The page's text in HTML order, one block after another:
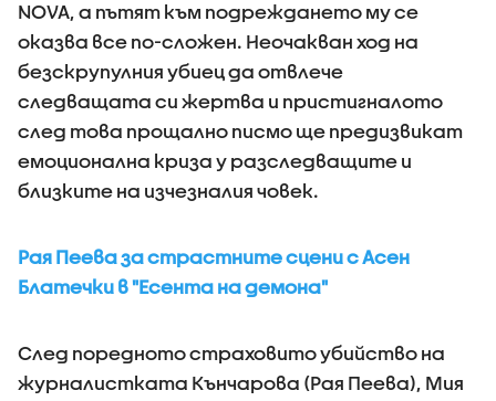
NOVA, а пътят към подреждането му се
оказва все по-сложен. Неочакван ход на
безскрупулния убиец да отвлече
следващата си жертва и пристигналото
след това прощално писмо ще предизвикат
емоционална криза у разследващите и
близките на изчезналия човек.
Рая Пеева за страстните сцени с Асен
Блатечки в "Есента на демона"
След поредното страховито убийство на
журналистката Кънчарова (Рая Пеева), Мия